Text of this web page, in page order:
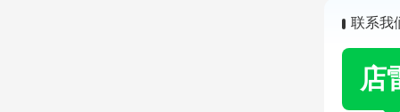
联系我
店